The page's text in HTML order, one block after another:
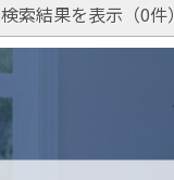
検索結果を表示（0件）